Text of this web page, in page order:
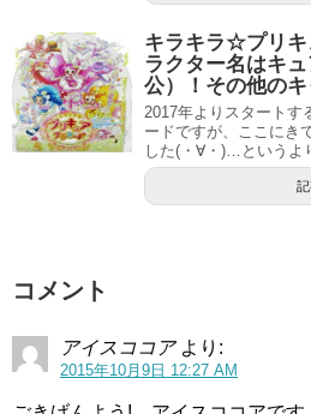
キラキラ☆プリキ
ラクター名はキ
公）！その他の
2017年よりスタートす
ードですが、ここにき
した(・∀・)…というよ
コメント
アイスココア より:
2015年10月9日 12:27 AM